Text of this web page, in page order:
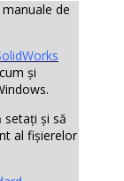
de
și
setați și să
al fișierelor